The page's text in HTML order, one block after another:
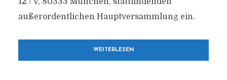
außerordentlichen Hauptversammlung ein.
WEITERLESEN